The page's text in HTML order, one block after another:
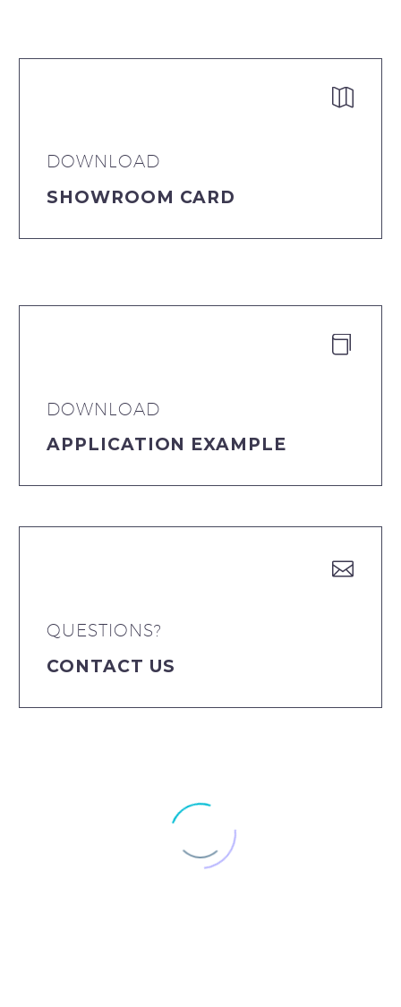


DOWNLOAD
SHOWROOM CARD


DOWNLOAD
APPLICATION EXAMPLE


QUESTIONS?
CONTACT US